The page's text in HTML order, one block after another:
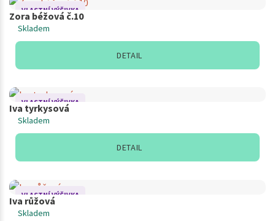
VLASTNÍ VÝŠIVKA
Zora béžová č.10
Skladem
DETAIL
VLASTNÍ VÝŠIVKA
Iva tyrkysová
Skladem
DETAIL
VLASTNÍ VÝŠIVKA
Iva růžová
Skladem